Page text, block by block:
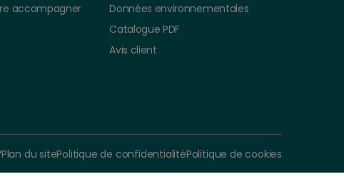
€
accompagner
Données environnementales
Catalogue PDF
Avis client
Plan du sitePolitique de confidentialitéPolitique de cookies